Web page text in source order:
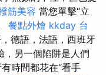
筋美容 當您單擊“立
餐點外燴 kkday 台
德語，法語，西班牙
，另一個陷阱是人們
時間都花在“看手